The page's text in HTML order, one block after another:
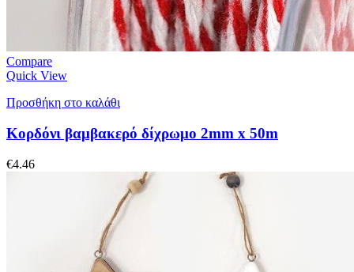
Compare
Quick View
Προσθήκη στο καλάθι
Κορδόνι βαμβακερό δίχρωμο 2mm x 50m
€4.46